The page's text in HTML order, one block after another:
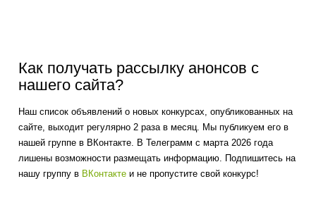
Как получать рассылку анонсов с
нашего сайта?
Наш список объявлений о новых конкурсах, опубликованных на
сайте, выходит регулярно 2 раза в месяц. Мы публикуем его в
нашей группе в ВКонтакте. В Телеграмм с марта 2026 года
лишены возможности размещать информацию. Подпишитесь на
нашу группу в ВКонтакте и не пропустите свой конкурс!